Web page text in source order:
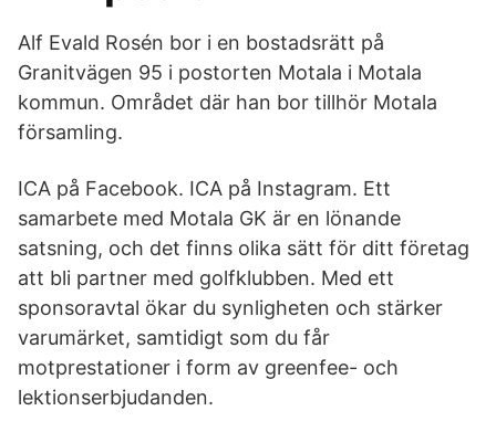
Alf Evald Rosén bor i en bostadsrätt på
Granitvägen 95 i postorten Motala i Motala
kommun. Området där han bor tillhör Motala
församling.
ICA på Facebook. ICA på Instagram. Ett
samarbete med Motala GK är en lönande
satsning, och det finns olika sätt för ditt företag
att bli partner med golfklubben. Med ett
sponsoravtal ökar du synligheten och stärker
varumärket, samtidigt som du får
motprestationer i form av greenfee- och
lektionserbjudanden.